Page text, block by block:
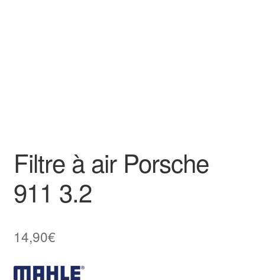
Filtre à air Porsche
911 3.2
14,90€